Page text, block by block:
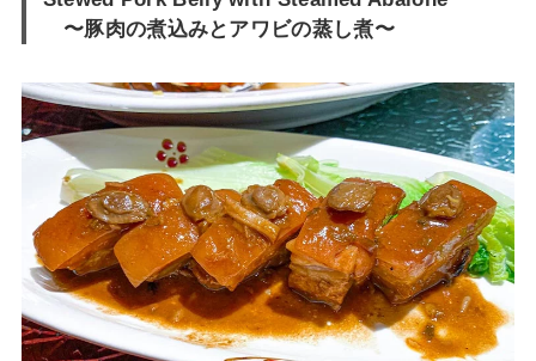
〜豚肉の煮込みとアワビの蒸し煮〜